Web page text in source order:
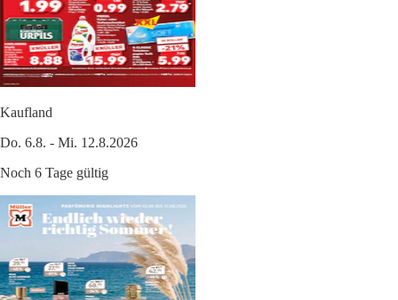
Kaufland
Do. 6.8. - Mi. 12.8.2026
Noch 6 Tage gültig